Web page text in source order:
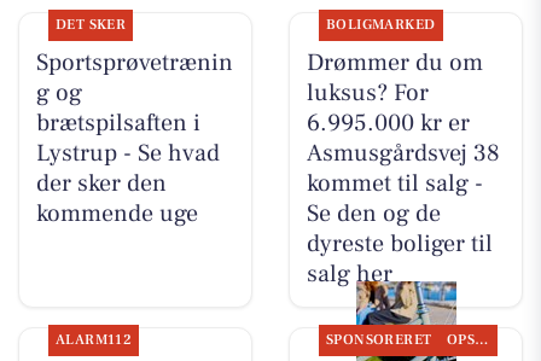
DET SKER
Sportsprøvetrænin
g og
brætspilsaften i
Lystrup - Se hvad
der sker den
kommende uge
BOLIGMARKED
Drømmer du om
luksus? For
6.995.000 kr er
Asmusgårdsvej 38
kommet til salg -
Se den og de
dyreste boliger til
salg her
ALARM112 SPONSORERET OPSLAGSTAVLEN